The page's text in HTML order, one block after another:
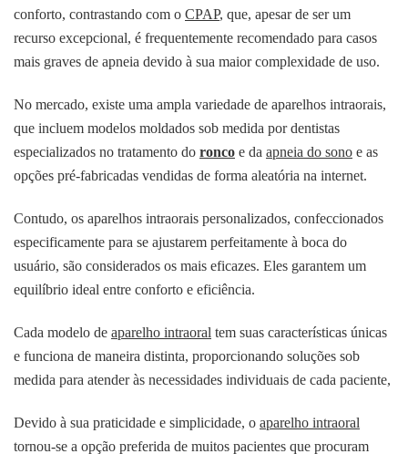
conforto, contrastando com o CPAP, que, apesar de ser um
recurso excepcional, é frequentemente recomendado para casos
mais graves de apneia devido à sua maior complexidade de uso.
No mercado, existe uma ampla variedade de aparelhos intraorais,
que incluem modelos moldados sob medida por dentistas
especializados no tratamento do ronco e da apneia do sono e as
opções pré-fabricadas vendidas de forma aleatória na internet.
Contudo, os aparelhos intraorais personalizados, confeccionados
especificamente para se ajustarem perfeitamente à boca do
usuário, são considerados os mais eficazes. Eles garantem um
equilíbrio ideal entre conforto e eficiência.
Cada modelo de aparelho intraoral tem suas características únicas
e funciona de maneira distinta, proporcionando soluções sob
medida para atender às necessidades individuais de cada paciente,
Devido à sua praticidade e simplicidade, o aparelho intraoral
tornou-se a opção preferida de muitos pacientes que procuram